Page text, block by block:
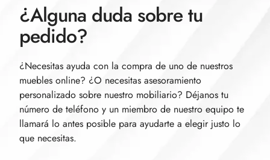
¿Alguna duda sobre tu
pedido?
¿Necesitas ayuda con la compra de uno de nuestros
muebles online? ¿O necesitas asesoramiento
personalizado sobre nuestro mobiliario? Déjanos tu
número de teléfono y un miembro de nuestro equipo te
llamará lo antes posible para ayudarte a elegir justo lo
que necesitas.